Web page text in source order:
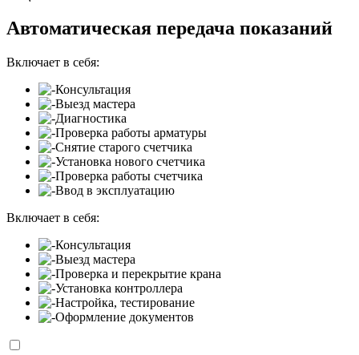
Автоматическая передача показаний
Включает в себя:
Консультация
Выезд мастера
Диагностика
Проверка работы арматуры
Снятие старого счетчика
Установка нового счетчика
Проверка работы счетчика
Ввод в эксплуатацию
Включает в себя:
Консультация
Выезд мастера
Проверка и перекрытие крана
Установка контроллера
Настройка, тестирование
Оформление документов